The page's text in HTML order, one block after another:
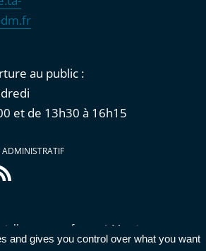
and gives you control over what you want
au public :
et de 13h30 à 16h15
conforme | Mentions
Données personnelles Publications